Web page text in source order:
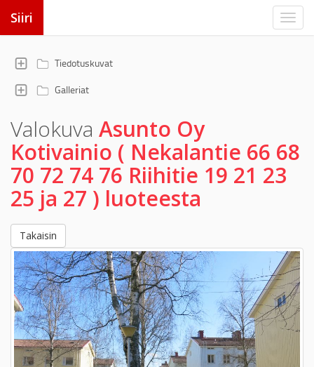
Siiri
Tiedotuskuvat
Galleriat
Valokuva Asunto Oy
Kotivainio ( Nekalantie 66 68
70 72 74 76 Riihitie 19 21 23
25 ja 27 ) luoteesta
Takaisin